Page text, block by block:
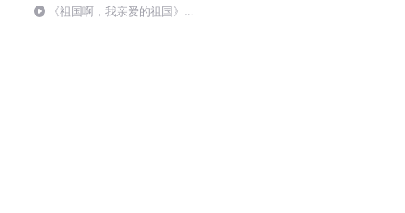
《祖国啊，我亲爱的祖国》温